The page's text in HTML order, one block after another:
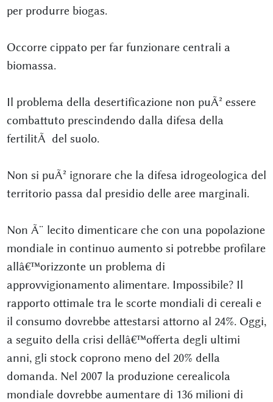
per produrre biogas.
Occorre cippato per far funzionare centrali a
biomassa.
Il problema della desertificazione non puÃ² essere
combattuto prescindendo dalla difesa della
fertilitÃ del suolo.
Non si puÃ² ignorare che la difesa idrogeologica del
territorio passa dal presidio delle aree marginali.
Non Ã¨ lecito dimenticare che con una popolazione
mondiale in continuo aumento si potrebbe profilare
allâ€™orizzonte un problema di
approvvigionamento alimentare. Impossibile? Il
rapporto ottimale tra le scorte mondiali di cereali e
il consumo dovrebbe attestarsi attorno al 24%. Oggi,
a seguito della crisi dellâ€™offerta degli ultimi
anni, gli stock coprono meno del 20% della
domanda. Nel 2007 la produzione cerealicola
mondiale dovrebbe aumentare di 136 milioni di